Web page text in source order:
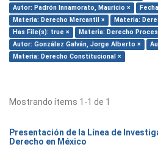
Autor: Padrón Innamorato, Mauricio ×
Materia: Derecho Mercantil ×
Materia:
Has File(s): true ×
Materia: Derecho
Autor: González Galván, Jorge Alberto ×
Materia: Derecho Constitucional ×
Mostrando ítems 1-1 de 1
Presentación de la Línea de
Derecho en México